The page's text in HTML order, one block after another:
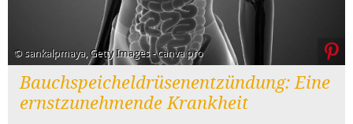
© sankalpmaya, Getty Images - canva pro
Bauchspeicheldrüsenentzündung: Eine
ernstzunehmende Krankheit